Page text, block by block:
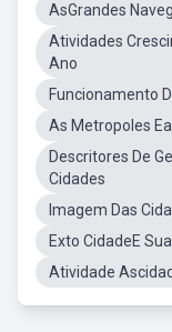
AsGrandes
Atividades
Ano
Funcionamento
As Metropoles
Descritores De
Cidades
Imagem Das
Exto CidadeE
Atividade